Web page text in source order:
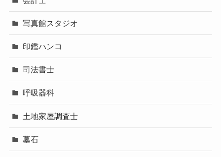
写真館スタジオ
印鑑ハンコ
司法書士
呼吸器科
土地家屋調査士
墓石